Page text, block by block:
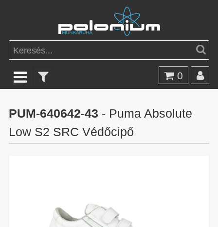
0
PUM-640642-43 - Puma Absolute
Low S2 SRC Védőcipő